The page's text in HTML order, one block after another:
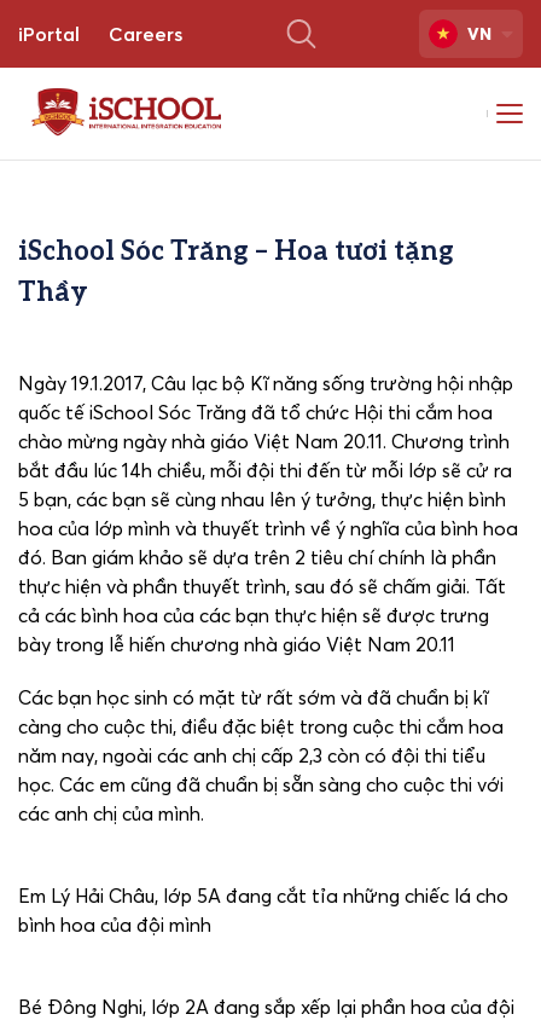
iPortal Careers VN
iSchool Sóc Trăng – Hoa tươi tặng
Thầy
Ngày 19.1.2017, Câu lạc bộ Kĩ năng sống trường hội nhập
quốc tế iSchool Sóc Trăng đã tổ chức Hội thi cắm hoa
chào mừng ngày nhà giáo Việt Nam 20.11. Chương trình
bắt đầu lúc 14h chiều, mỗi đội thi đến từ mỗi lớp sẽ cử ra
5 bạn, các bạn sẽ cùng nhau lên ý tưởng, thực hiện bình
hoa của lớp mình và thuyết trình về ý nghĩa của bình hoa
đó. Ban giám khảo sẽ dựa trên 2 tiêu chí chính là phần
thực hiện và phần thuyết trình, sau đó sẽ chấm giải. Tất
cả các bình hoa của các bạn thực hiện sẽ được trưng
bày trong lễ hiến chương nhà giáo Việt Nam 20.11
Các bạn học sinh có mặt từ rất sớm và đã chuẩn bị kĩ
càng cho cuộc thi, điều đặc biệt trong cuộc thi cắm hoa
năm nay, ngoài các anh chị cấp 2,3 còn có đội thi tiểu
học. Các em cũng đã chuẩn bị sẵn sàng cho cuộc thi với
các anh chị của mình.
Em Lý Hải Châu, lớp 5A đang cắt tỉa những chiếc lá cho
bình hoa của đội mình
Bé Đông Nghi, lớp 2A đang sắp xếp lại phần hoa của đội